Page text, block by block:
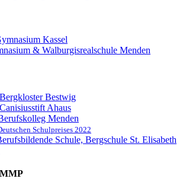
Kassel
& Walburgisrealschule Menden
Bestwig
Ahaus
Menden
Schulpreises 2022
Schule, Bergschule St. Elisabeth